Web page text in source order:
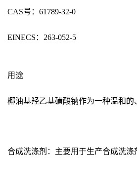
CAS号：61789-32-0
EINECS：263-052-5
用途
椰油基羟乙基磺酸钠作为一种温和的
合成洗涤剂：主要用于生产合成洗涤